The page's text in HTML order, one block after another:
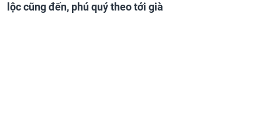
lộc cũng đến, phú quý theo tới già